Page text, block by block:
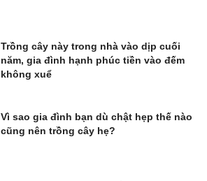
Trồng cây này trong nhà vào dịp cuối
năm, gia đình hạnh phúc tiền vào đếm
không xuể
Vì sao gia đình bạn dù chật hẹp thế nào
cũng nên trồng cây hẹ?